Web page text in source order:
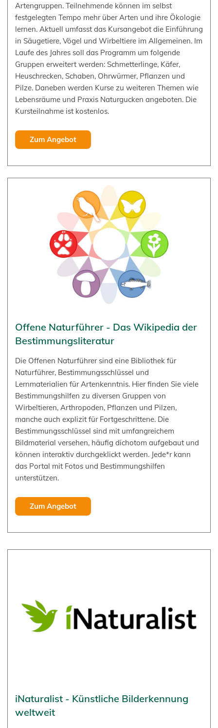
Artengruppen. Teilnehmende können im selbst
festgelegten Tempo mehr über Arten und ihre Ökologie
lernen. Aktuell umfasst das Kursangebot die Einführung
in Säugetiere, Vögel und Wirbeltiere im Allgemeinen. Im
Laufe des Jahres soll das Programm um folgende
Gruppen erweitert werden: Schmetterlinge, Käfer,
Heuschrecken, Schaben, Ohrwürmer, Pflanzen und
Pilze. Daneben werden Kurse zu weiteren Themen wie
Lebensräume und Praxis Naturgucken angeboten. Die
Kursteilnahme ist kostenlos.
Zum Angebot
Offene Naturführer - Das Wikipedia der
Bestimmungsliteratur
Die Offenen Naturführer sind eine Bibliothek für
Naturführer, Bestimmungsschlüssel und
Lernmaterialien für Artenkenntnis. Hier finden Sie viele
Bestimmungshilfen zu diversen Gruppen von
Wirbeltieren, Arthropoden, Pflanzen und Pilzen,
manche auch explizit für Fortgeschrittene. Die
Bestimmungsschlüssel sind mit umfangreichem
Bildmaterial versehen, häufig dichotom aufgebaut und
können interaktiv durchgeklickt werden. Jede*r kann
das Portal mit Fotos und Bestimmungshilfen
unterstützen.
Zum Angebot
iNaturalist - Künstliche Bilderkennung
weltweit